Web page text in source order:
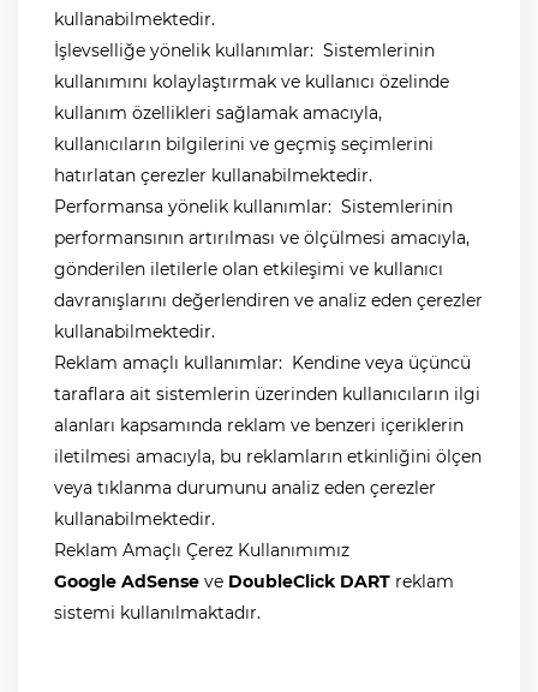
kullanabilmektedir.
İşlevselliğe yönelik kullanımlar: Sistemlerinin
kullanımını kolaylaştırmak ve kullanıcı özelinde
kullanım özellikleri sağlamak amacıyla,
kullanıcıların bilgilerini ve geçmiş seçimlerini
hatırlatan çerezler kullanabilmektedir.
Performansa yönelik kullanımlar: Sistemlerinin
performansının artırılması ve ölçülmesi amacıyla,
gönderilen iletilerle olan etkileşimi ve kullanıcı
davranışlarını değerlendiren ve analiz eden çerezler
kullanabilmektedir.
Reklam amaçlı kullanımlar: Kendine veya üçüncü
taraflara ait sistemlerin üzerinden kullanıcıların ilgi
alanları kapsamında reklam ve benzeri içeriklerin
iletilmesi amacıyla, bu reklamların etkinliğini ölçen
veya tıklanma durumunu analiz eden çerezler
kullanabilmektedir.
Reklam Amaçlı Çerez Kullanımımız
Google AdSense ve DoubleClick DART reklam
sistemi kullanılmaktadır.